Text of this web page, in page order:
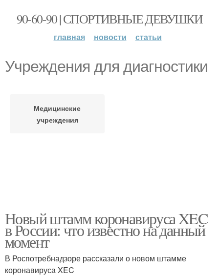
90-60-90 | СПОРТИВНЫЕ ДЕВУШКИ
главная новости статьи
Учреждения для диагностики
Медицинские
учреждения
Новый штамм коронавируса XEC
в России: что известно на данный
момент
В Роспотребнадзоре рассказали о новом штамме
коронавируса XEC